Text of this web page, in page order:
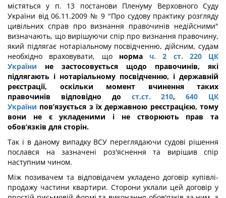
містяться у п. 13 постанови Пленуму Верховного Суду
України від 06.11.2009 № 9 "Про судову практику розгляду
цивільних справ про визнання правочинів недійсними"
визначають, що вирішуючи спір про визнання правочину,
який підлягає нотаріальному посвідченню, дійсним, судам
необхідно враховувати, що норма ч. 2 ст. 220 ЦК
України не застосовується щодо правочинів, які
підлягають і нотаріальному посвідченню, і державній
реєстрації, оскільки момент вчинення таких
правочинів відповідно до ст.ст. 210,640 ЦК
України пов’язується з їх державною реєстрацією, тому
вони не є укладеними і не створюють прав та
обов’язків для сторін.
Так і в даному випадку ВСУ переглядаючи судові рішення
послався на зазначені роз'яснення та вирішив спір
наступним чином.
Між позивачем та відповідачем укладено договір купівлі-
продажу частини квартири. Сторони уклали цей договір у